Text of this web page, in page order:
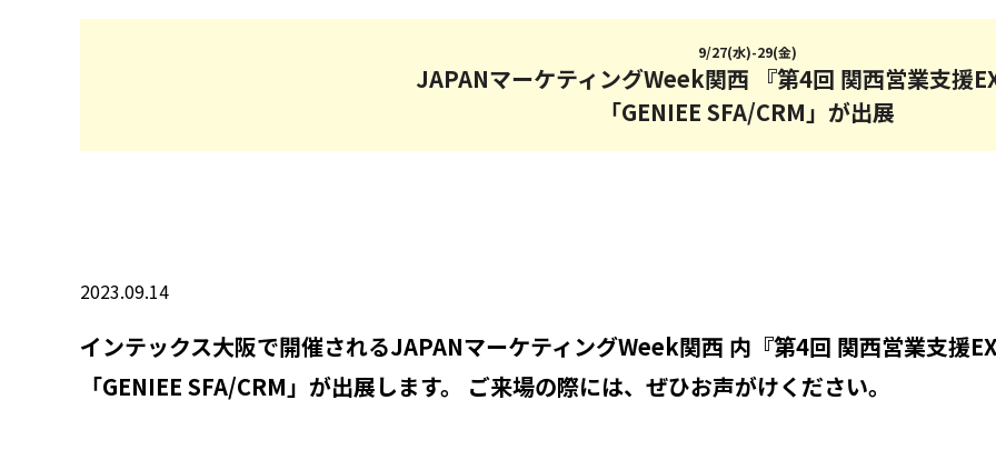
9/27(水)-29(金)
JAPANマーケティングWeek関西 『第4回 関西営業支援
「GENIEE SFA/CRM」が出展
2023.09.14
インテックス大阪で開催されるJAPANマーケティングWeek関西 内『第4回 関西営業支援
「GENIEE SFA/CRM」が出展します。 ご来場の際には、ぜひお声がけください。